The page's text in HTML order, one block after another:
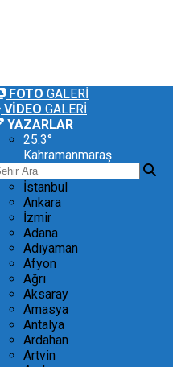
FOTO GALERİ
VİDEO GALERİ
YAZARLAR
25.3°
Kahramanmaraş
İstanbul
Ankara
İzmir
Adana
Adıyaman
Afyon
Ağrı
Aksaray
Amasya
Antalya
Ardahan
Artvin